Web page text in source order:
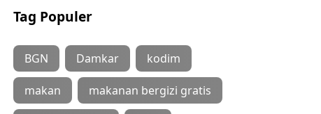
Tag Populer
BGN Damkar kodim
makan makanan bergizi gratis